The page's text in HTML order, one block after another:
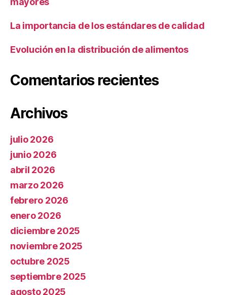
La importancia de los estándares de calidad
Evolución en la distribución de alimentos
Comentarios recientes
Archivos
julio 2026
junio 2026
abril 2026
marzo 2026
febrero 2026
enero 2026
diciembre 2025
noviembre 2025
octubre 2025
septiembre 2025
agosto 2025